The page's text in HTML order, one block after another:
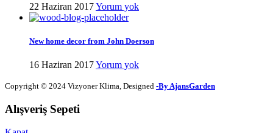
22 Haziran 2017Yorum yok
New home decor from John Doerson
16 Haziran 2017Yorum yok
Copyright © 2024 Vizyoner Klima, Designed -By AjansGarden
Alışveriş Sepeti